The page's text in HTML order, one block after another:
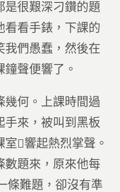
是很艱深刁鑽的題
看看手錶，下課的
我們愚蠢，然後在
聲便響了。
幾何。上課時間過
手來，被叫到黑板
響起熱烈掌聲。
數題來，原來他每
條難題，卻沒有準